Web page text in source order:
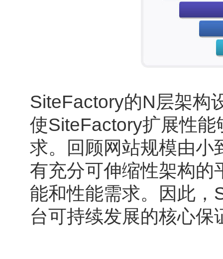
SiteFactory的N层架构
使SiteFactory扩展性
求。回顾网站规模由小
有充分可伸缩性架构的
能和性能需求。因此，
台可持续发展的核心保